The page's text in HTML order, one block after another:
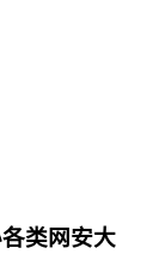
类网安大